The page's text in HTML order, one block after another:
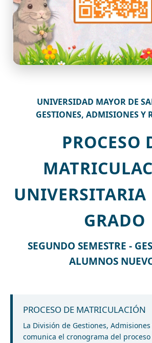
UNIVERSIDAD MAYOR DE
GESTIONES, ADMISIONES Y
PROCESO
UNIVERSITARIA
GRADO
SEGUNDO SEMESTRE -
ALUMNOS
PROCESO DE MATRICULACIÓN
La División de Gestiones,
comunica el cronograma del